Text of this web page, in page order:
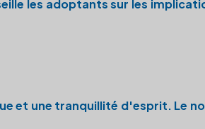
les adoptants sur les
et une tranquillité d'esprit. Le